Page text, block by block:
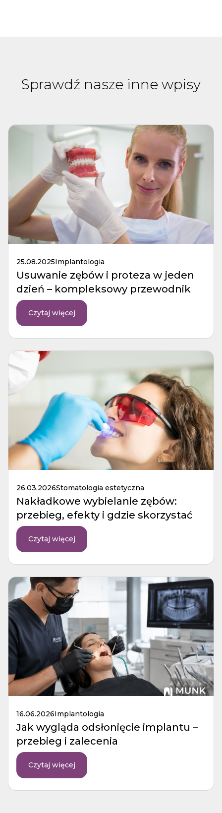
Sprawdź nasze inne wpisy
25.08.2025Implantologia
Usuwanie zębów i proteza w jeden
dzień – kompleksowy przewodnik
Czytaj więcej
26.03.2026Stomatologia estetyczna
Nakładkowe wybielanie zębów:
przebieg, efekty i gdzie skorzystać
Czytaj więcej
16.06.2026Implantologia
Jak wygląda odsłonięcie implantu –
przebieg i zalecenia
Czytaj więcej